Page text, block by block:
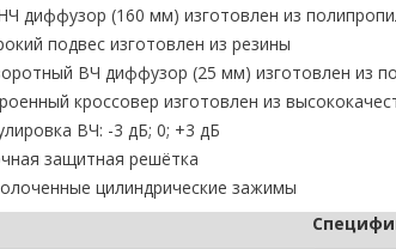
диффузор (160 мм) изготовлен из
подвес изготовлен из резины
ВЧ диффузор (25 мм) изготовлен из
кроссовер изготовлен из
ВЧ: -3 дБ; 0; +3 дБ
защитная решётка
цилиндрические зажимы